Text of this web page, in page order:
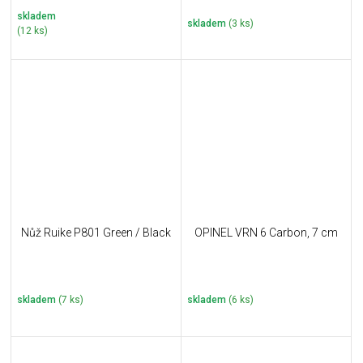
skladem
(12 ks)
skladem (3 ks)
Nůž Ruike P801 Green / Black
skladem (7 ks)
OPINEL VRN 6 Carbon, 7 cm
skladem (6 ks)